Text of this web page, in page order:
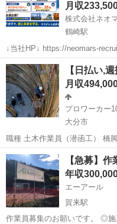
月収
株式会社ネオ
鶴崎駅
↓当社HP↓ https://neomars-recruit.work/ ■まずはこちら
・未経験スタート9割（未経験
・残業ほぼなし ・資格取得費
大分 大分市 鶴崎駅
【日払い,
月収
プロワーカー
大分市
職種 土木作業員（潜函工） 橋脚
内容 橋脚などの基礎工事現場
経験があります！ 全国に現場
待ちし...
大分 大分市 その他
【急募】
年収
エーアール
賀来駅
作業員募集のお願いです。 ◎